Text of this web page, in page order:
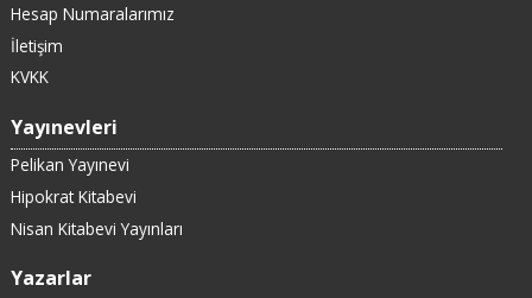
Hesap Numaralarımız
İletişim
KVKK
Yayınevleri
Pelikan Yayınevi
Hipokrat Kitabevi
Nisan Kitabevi Yayınları
Yazarlar